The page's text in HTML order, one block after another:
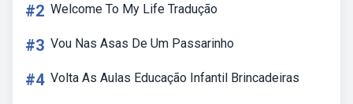
#2 Welcome To My Life Tradução
#3 Vou Nas Asas De Um Passarinho
#4 Volta As Aulas Educação Infantil Brincadeiras